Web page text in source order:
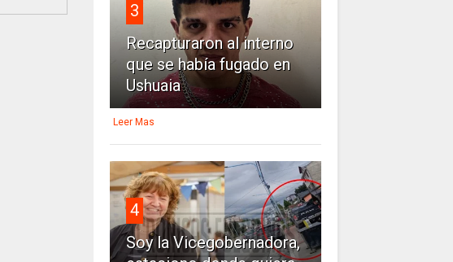
3
Recapturaron al interno
que se había fugado en
Ushuaia
Leer Mas
4
Soy la Vicegobernadora,